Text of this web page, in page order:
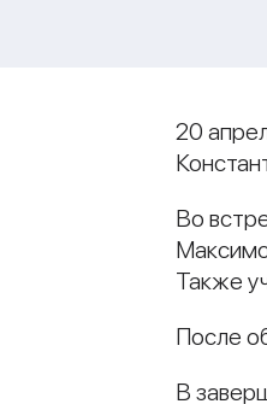
20
Во
Также
После
В